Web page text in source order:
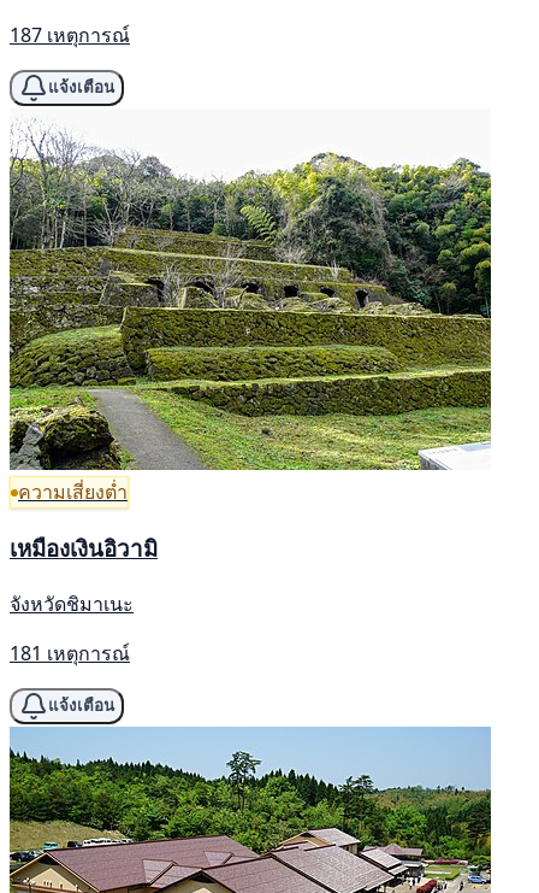
187 เหตุการณ์
แจ้งเตือน
ความเสี่ยงต่ำ
เหมืองเงินอิวามิ
จังหวัดชิมาเนะ
181 เหตุการณ์
แจ้งเตือน